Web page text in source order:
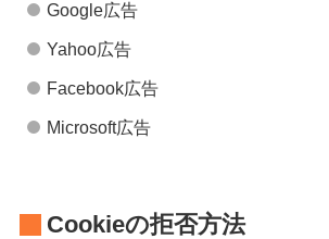
Google広告
Yahoo広告
Facebook広告
Microsoft広告
Cookieの拒否方法